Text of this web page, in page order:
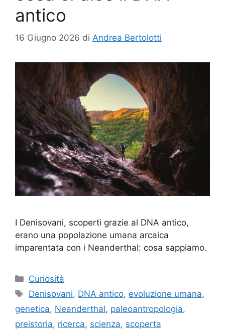
antico
16 Giugno 2026 di Andrea Bertolotti
I Denisovani, scoperti grazie al DNA antico,
erano una popolazione umana arcaica
imparentata con i Neanderthal: cosa sappiamo.
Categorie
Curiosità
Tag
Denisovani, DNA antico, evoluzione umana,
genetica, Neanderthal, paleoantropologia,
preistoria, ricerca, scienza, scoperta